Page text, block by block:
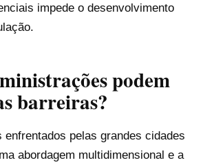
impede o desenvolvimento
podem
barreiras?
enfrentados pelas grandes cidades
abordagem multidimensional e a